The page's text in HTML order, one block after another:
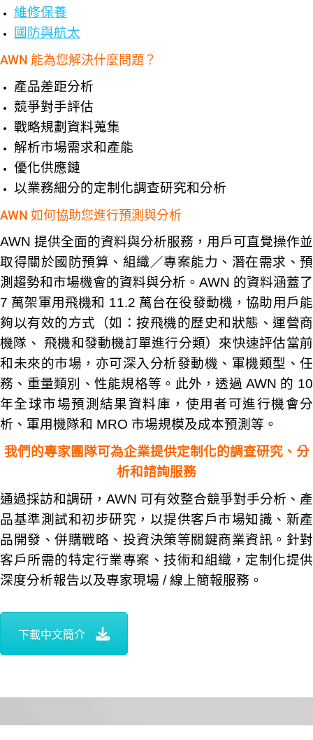
維修保養
國防與航太
AWN 能為您解決什麼問題？
產品差距分析
競爭對手評估
戰略規劃資料蒐集
解析市場需求和產能
優化供應鏈
以業務細分的定制化調查研究和分析
AWN 如何協助您進行預測與分析
AWN 提供全面的資料與分析服務，用戶可直覺操作並
取得關於國防預算、組織／專案能力、潛在需求、預
測趨勢和市場機會的資料與分析。AWN 的資料涵蓋了
7 萬架軍用飛機和 11.2 萬台在役發動機，協助用戶能
夠以有效的方式（如：按飛機的歷史和狀態、運營商
機隊、 飛機和發動機訂單進行分類）來快速評估當前
和未來的市場，亦可深入分析發動機、軍機類型、任
務、重量類別、性能規格等。此外，透過 AWN 的 10
年全球市場預測結果資料庫，使用者可進行機會分
析、軍用機隊和 MRO 市場規模及成本預測等。
我們的專家團隊可為企業提供定制化的調查研究、分
析和諮詢服務
通過採訪和調研，AWN 可有效整合競爭對手分析、產
品基準測試和初步研究，以提供客戶市場知識、新產
品開發、併購戰略、投資決策等關鍵商業資訊。針對
客戶所需的特定行業專案、技術和組織，定制化提供
深度分析報告以及專家現場 / 線上簡報服務。
下載中文簡介